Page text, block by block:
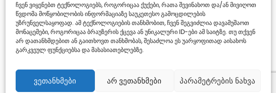
ჩვენ ვიყენებთ ტექნოლოგიებს, როგორიცაა ქუქები, რათა შევინახოთ და/ან მივიღოთ
წვდომა მოწყობილობის ინფორმაციაზე საუკეთესო გამოცდილების
უზრუნველსაყოფად. ამ ტექნოლოგიების თანხმობით, ჩვენ შეგვიძლია დავამუშაოთ
მონაცემები, როგორიცაა ბრაუზერის ქცევა ან უნიკალური ID-ები ამ საიტზე. თუ თქვენ
არ დათანხმდებით ან გაითხოვთ თანხმობას, შესაძლოა ეს უარყოფითად აისახოს
გარკვეულ ფუნქციებსა და მახასიათებლებზე.
ვეთანხმები არ ვეთანხმები პარამეტრების ნახვა